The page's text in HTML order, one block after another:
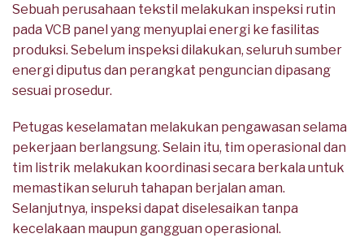
Sebuah perusahaan tekstil melakukan inspeksi rutin
pada VCB panel yang menyuplai energi ke fasilitas
produksi. Sebelum inspeksi dilakukan, seluruh sumber
energi diputus dan perangkat penguncian dipasang
sesuai prosedur.
Petugas keselamatan melakukan pengawasan selama
pekerjaan berlangsung. Selain itu, tim operasional dan
tim listrik melakukan koordinasi secara berkala untuk
memastikan seluruh tahapan berjalan aman.
Selanjutnya, inspeksi dapat diselesaikan tanpa
kecelakaan maupun gangguan operasional.